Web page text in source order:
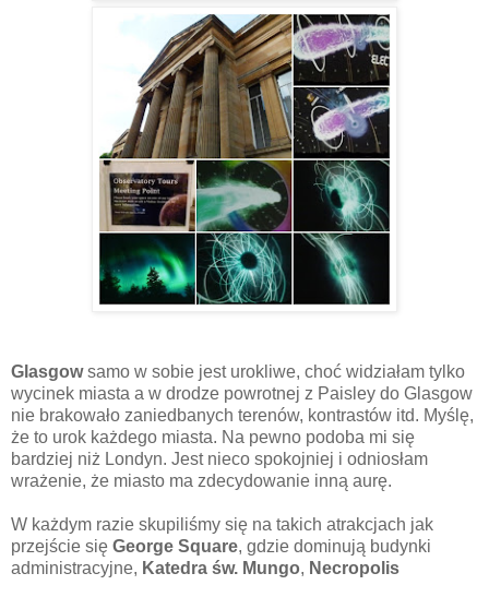
Glasgowsamo w sobie jest urokliwe, choć widziałam tylko
wycinek miasta a w drodze powrotnej z Paisley do Glasgow
nie brakowało zaniedbanych terenów, kontrastów itd. Myślę,
że to urok każdego miasta. Na pewno podoba mi się
bardziej niż Londyn. Jest nieco spokojniej i odniosłam
wrażenie, że miasto ma zdecydowanie inną aurę.
W każdym razie skupiliśmy się na takich atrakcjach jak
przejście się George Square, gdzie dominują budynki
administracyjne, Katedra św. Mungo, Necropolis